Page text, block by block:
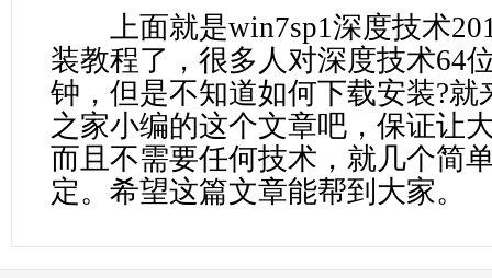
上面就是win7sp1深度技术
装教程了，很多人对深度技术64
钟，但是不知道如何下载安装?就
之家小编的这个文章吧，保证让
而且不需要任何技术，就几个简
定。希望这篇文章能帮到大家。